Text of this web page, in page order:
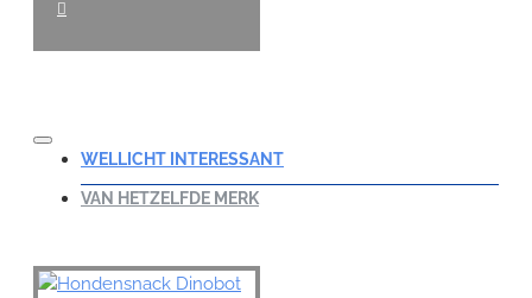
WELLICHT INTERESSANT
VAN HETZELFDE MERK